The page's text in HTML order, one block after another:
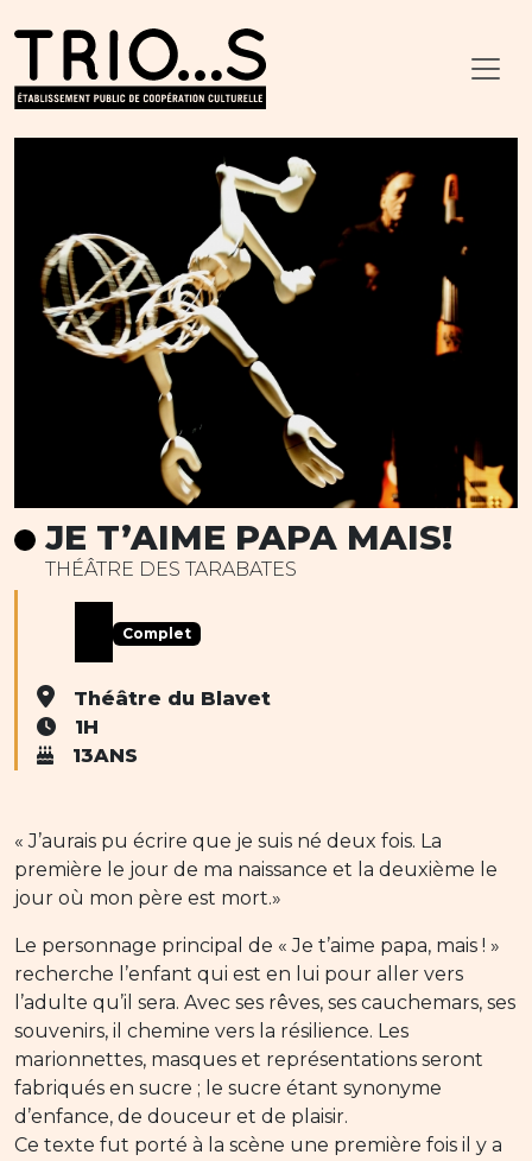
JE T’AIME PAPA MAIS!
THÉÂTRE DES TARABATES
Complet
Théâtre du Blavet
1H
13ANS
« J’aurais pu écrire que je suis né deux fois. La
première le jour de ma naissance et la deuxième le
jour où mon père est mort.»
Le personnage principal de « Je t’aime papa, mais ! »
recherche l’enfant qui est en lui pour aller vers
l’adulte qu’il sera. Avec ses rêves, ses cauchemars, ses
souvenirs, il chemine vers la résilience. Les
marionnettes, masques et représentations seront
fabriqués en sucre ; le sucre étant synonyme
d’enfance, de douceur et de plaisir.
Ce texte fut porté à la scène une première fois il y a